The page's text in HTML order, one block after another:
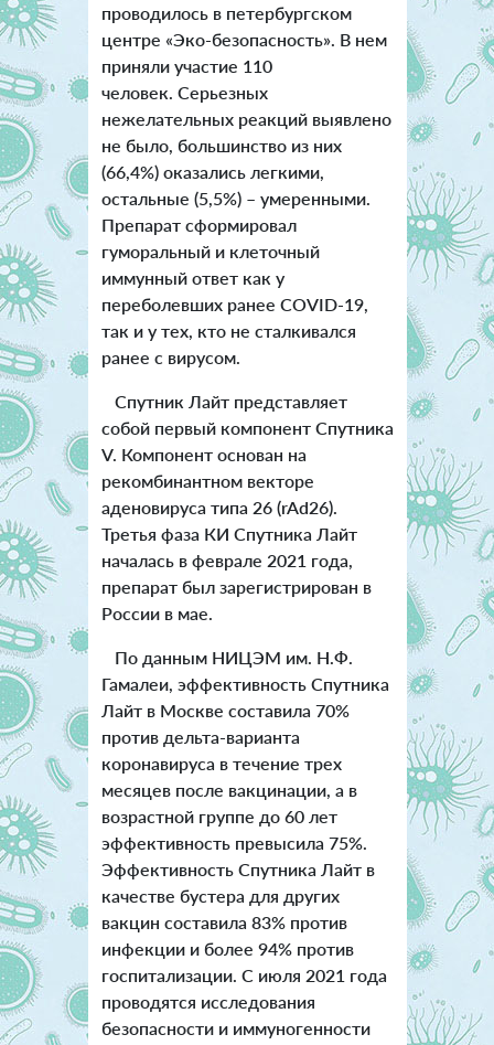
проводилось в петербургском
центре «Эко-безопасность». В нем
приняли участие 110
человек. Серьезных
нежелательных реакций выявлено
не было, большинство из них
(66,4%) оказались легкими,
остальные (5,5%) – умеренными.
Препарат сформировал
гуморальный и клеточный
иммунный ответ как у
переболевших ранее COVID-19,
так и у тех, кто не сталкивался
ранее с вирусом.
Спутник Лайт представляет
собой первый компонент Спутника
V. Компонент основан на
рекомбинантном векторе
аденовируса типа 26 (rAd26).
Третья фаза КИ Спутника Лайт
началась в феврале 2021 года,
препарат был зарегистрирован в
России в мае.
По данным НИЦЭМ им. Н.Ф.
Гамалеи, эффективность Спутника
Лайт в Москве составила 70%
против дельта-варианта
коронавируса в течение трех
месяцев после вакцинации, а в
возрастной группе до 60 лет
эффективность превысила 75%.
Эффективность Спутника Лайт в
качестве бустера для других
вакцин составила 83% против
инфекции и более 94% против
госпитализации. С июля 2021 года
проводятся исследования
безопасности и иммуногенности